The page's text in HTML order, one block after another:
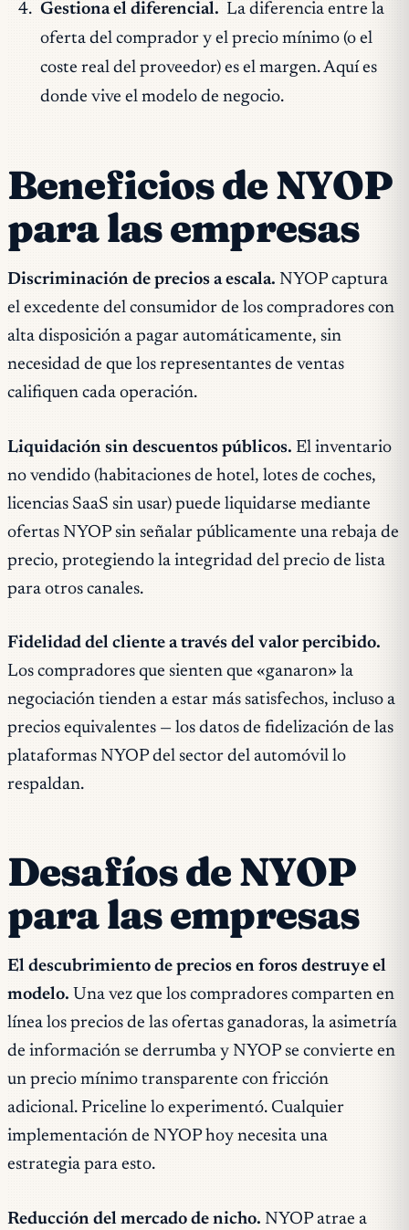
Gestiona el diferencial. La diferencia entre la
oferta del comprador y el precio mínimo (o el
coste real del proveedor) es el margen. Aquí es
donde vive el modelo de negocio.
Beneficios de NYOP
para las empresas
Discriminación de precios a escala. NYOP captura
el excedente del consumidor de los compradores con
alta disposición a pagar automáticamente, sin
necesidad de que los representantes de ventas
califiquen cada operación.
Liquidación sin descuentos públicos. El inventario
no vendido (habitaciones de hotel, lotes de coches,
licencias SaaS sin usar) puede liquidarse mediante
ofertas NYOP sin señalar públicamente una rebaja de
precio, protegiendo la integridad del precio de lista
para otros canales.
Fidelidad del cliente a través del valor percibido.
Los compradores que sienten que «ganaron» la
negociación tienden a estar más satisfechos, incluso a
precios equivalentes — los datos de fidelización de las
plataformas NYOP del sector del automóvil lo
respaldan.
Desafíos de NYOP
para las empresas
El descubrimiento de precios en foros destruye el
modelo. Una vez que los compradores comparten en
línea los precios de las ofertas ganadoras, la asimetría
de información se derrumba y NYOP se convierte en
un precio mínimo transparente con fricción
adicional. Priceline lo experimentó. Cualquier
implementación de NYOP hoy necesita una
estrategia para esto.
Reducción del mercado de nicho. NYOP atrae a